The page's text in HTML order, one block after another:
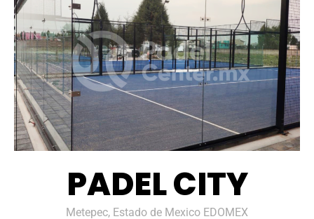
PADEL CITY
Metepec, Estado de Mexico EDOMEX